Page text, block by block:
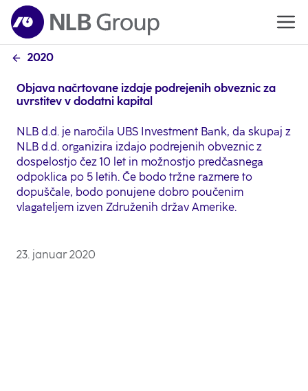
2020
Objava načrtovane izdaje podrejenih obveznic za
uvrstitev v dodatni kapital
NLB d.d. je naročila UBS Investment Bank, da skupaj z
NLB d.d. organizira izdajo podrejenih obveznic z
dospelostjo čez 10 let in možnostjo predčasnega
odpoklica po 5 letih. Če bodo tržne razmere to
dopuščale, bodo ponujene dobro poučenim
vlagateljem izven Združenih držav Amerike.
23. januar 2020